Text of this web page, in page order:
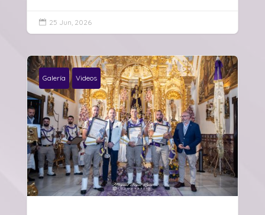
 25 Jun, 2026
Galería Videos